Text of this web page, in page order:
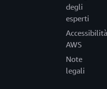
degli
esperti
Accessibilità
AWS
Note
legali